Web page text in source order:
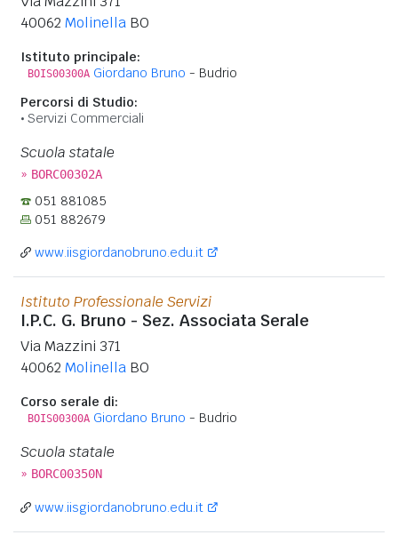
40062 Molinella BO
Istituto principale:
BOIS00300A Giordano Bruno - Budrio
Percorsi di Studio:
Servizi Commerciali
Scuola statale
» BORC00302A
051 881085
051 882679
www.iisgiordanobruno.edu.it
Istituto Professionale Servizi
I.P.C. G. Bruno - Sez. Associata Serale
Via Mazzini 371
40062 Molinella BO
Corso serale di:
BOIS00300A Giordano Bruno - Budrio
Scuola statale
» BORC00350N
www.iisgiordanobruno.edu.it